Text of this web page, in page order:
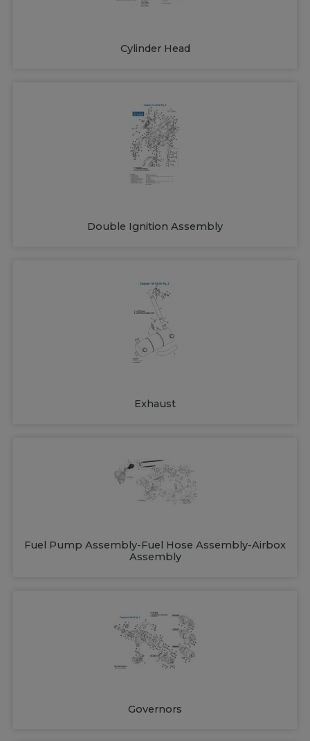
Cylinder Head
Double Ignition Assembly
Exhaust
Fuel Pump Assembly-Fuel Hose Assembly-Airbox
Assembly
Governors